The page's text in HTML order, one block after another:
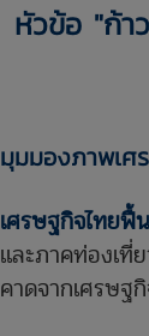
หัวข้อ "ก้า
มุมมองภาพเศ
เศรษฐกิจไทยฟื้
และภาคท่องเที่
คาดจากเศรษฐ